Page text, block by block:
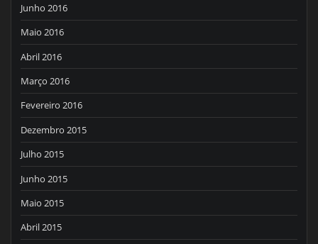
Junho 2016
Maio 2016
Abril 2016
Março 2016
Fevereiro 2016
Dezembro 2015
Julho 2015
Junho 2015
Maio 2015
Abril 2015